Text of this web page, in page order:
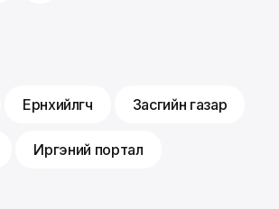
Ерөнхийлөгч Засгийн газар
Иргэний портал